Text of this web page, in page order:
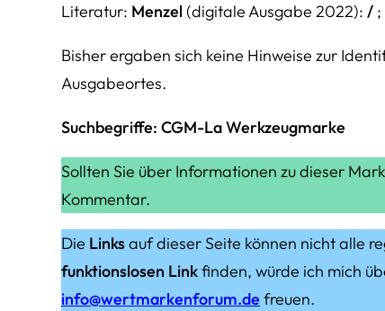
Literatur: Menzel (digitale Ausgabe 2022): / ;
Bisher ergaben sich keine Hinweise zur
Ausgabeortes.
Suchbegriffe: CGM-La Werkzeugmarke
Sollten Sie über Informationen zu dieser
Kommentar.
Die Linksauf dieser Seite können nicht alle
funktionslosen Linkfinden, würde ich mich
info@wertmarkenforum.de freuen.